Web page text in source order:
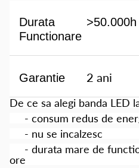
Durata
Functionare
>50.000h
Garantie 2 ani
De ce sa alegi banda LED
- consum redus de
- nu se incalzesc
- durata mare de
ore